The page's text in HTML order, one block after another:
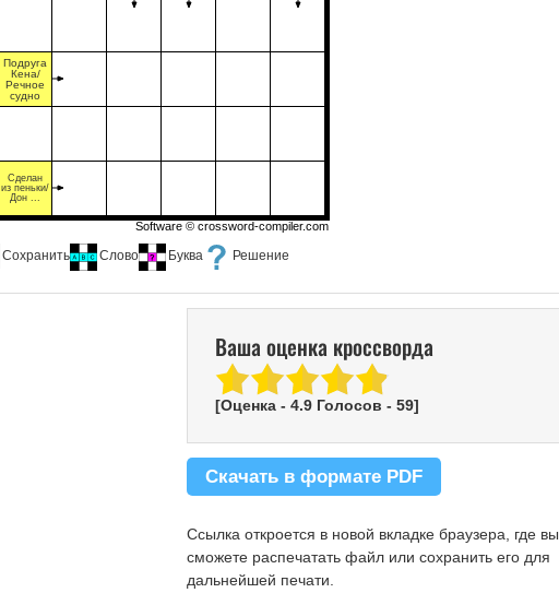
Сохранить Слово Буква Решение
Подруга
Кена/
Речное
судно
Сделан
из пеньки/
Дон ...
Software ©crossword-compiler.com
Ваша оценка кроссворда
[Оценка - 4.9Голосов - 59]
Скачать в формате PDF
Ссылка откроется в новой вкладке браузера, где вы
сможете распечатать файл или сохранить его для
дальнейшей печати.